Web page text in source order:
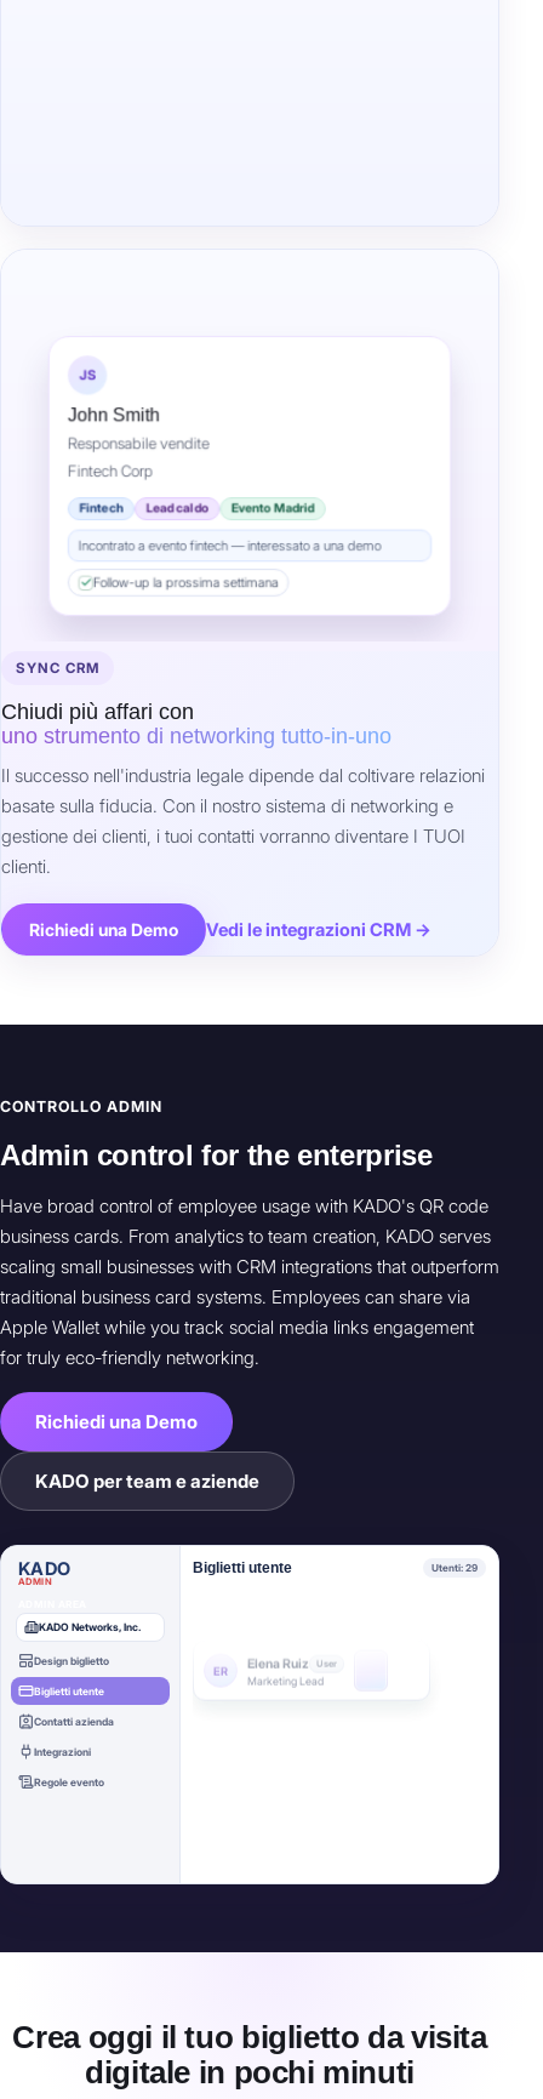
SYNC CRM
Chiudi più affari con
uno strumento di networking tutto-in-uno
Il successo nell'industria legale dipende dal coltivare relazioni
basate sulla fiducia. Con il nostro sistema di networking e
gestione dei clienti, i tuoi contatti vorranno diventare I TUOI
clienti.
Richiedi una Demo Vedi le integrazioni CRM →
CONTROLLO ADMIN
Admin control for the enterprise
Have broad control of employee usage with KADO's QR code
business cards. From analytics to team creation, KADO serves
scaling small businesses with CRM integrations that outperform
traditional business card systems. Employees can share via
Apple Wallet while you track social media links engagement
for truly eco-friendly networking.
Richiedi una Demo
KADO per team e aziende
KADO
ADMIN
KADO Networks, Inc.
Design biglietto
Biglietti utente
Contatti azienda
Integrazioni
Regole evento
Biglietti utente Utenti: 29
Sarah Chen
Elena Ruiz
Crea oggi il tuo biglietto da visita
digitale in pochi minuti